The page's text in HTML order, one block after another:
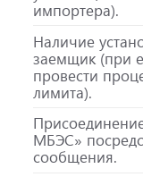
импортера).
Наличие
заемщик (при
провести
лимита).
МБЭС»
сообщения.